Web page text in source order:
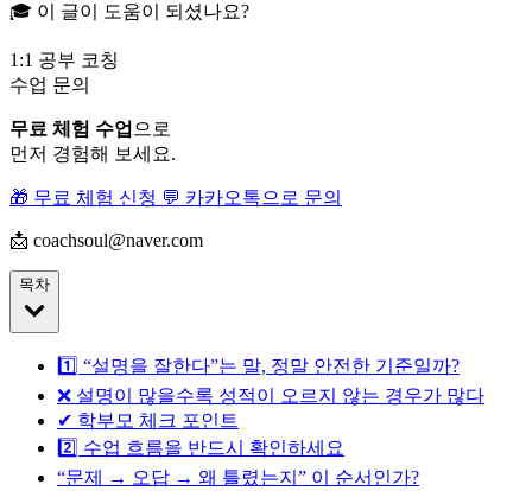
🎓 이 글이 도움이 되셨나요?
1:1 공부 코칭
수업 문의
무료 체험 수업 으로
먼저 경험해 보세요.
🎁 무료 체험 신청 💬 카카오톡으로 문의
📩 coachsoul@naver.com
목차
1️⃣ “설명을 잘한다”는 말, 정말 안전한 기준일까?
❌ 설명이 많을수록 성적이 오르지 않는 경우가 많다
✔ 학부모 체크 포인트
2️⃣ 수업 흐름을 반드시 확인하세요
“문제 → 오답 → 왜 틀렸는지” 이 순서인가?